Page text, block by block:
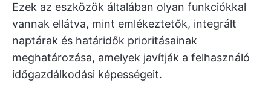
Ezek az eszközök általában olyan funkciókkal
vannak ellátva, mint emlékeztetők, integrált
naptárak és határidők prioritásainak
meghatározása, amelyek javítják a felhasználó
időgazdálkodási képességeit.